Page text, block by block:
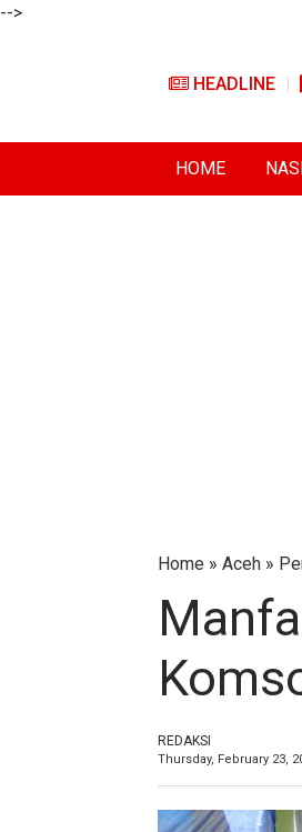
-->
HEADLINE
HOME
Home » Aceh »
REDAKSI
Thursday, February 23,